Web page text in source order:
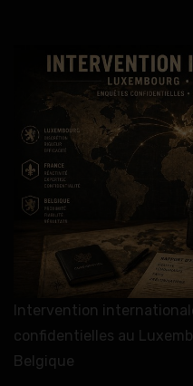
Intervention
confidentielles au
Belgique